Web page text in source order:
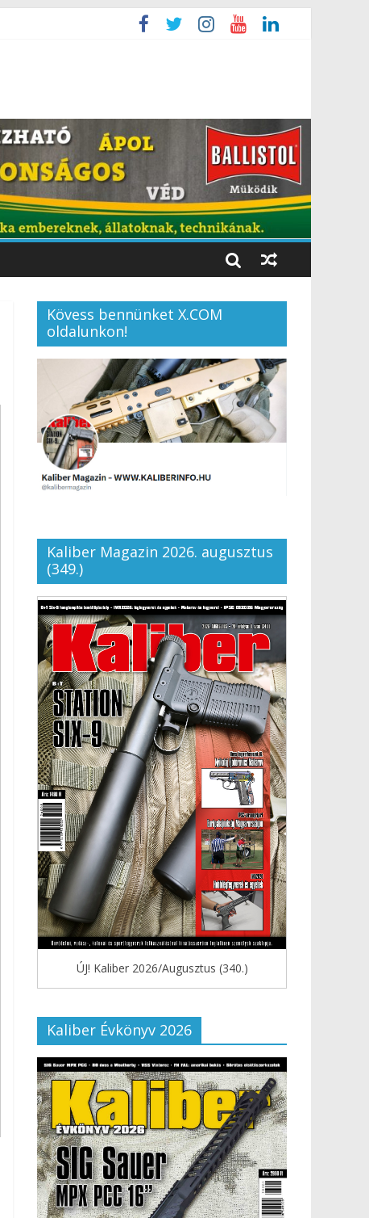
Kövess bennünket X.COM
oldalunkon!
Kaliber Magazin 2026. augusztus
(349.)
ÚJ! Kaliber 2026/Augusztus (340.)
Kaliber Évkönyv 2026